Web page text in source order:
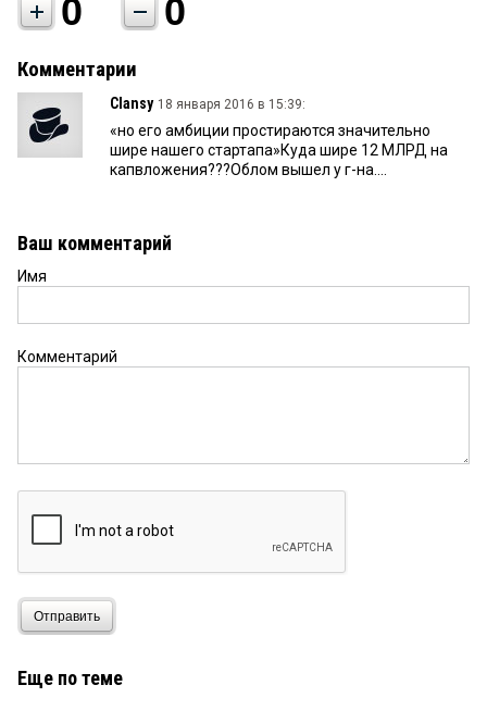
0 0
Комментарии
Clansy 18 января 2016 в 15:39:
«но его амбиции простираются значительно
шире нашего стартапа»Куда шире 12 МЛРД на
капвложения???Облом вышел у г-на....
Ваш комментарий
Имя
Комментарий
Отправить
Еще по теме